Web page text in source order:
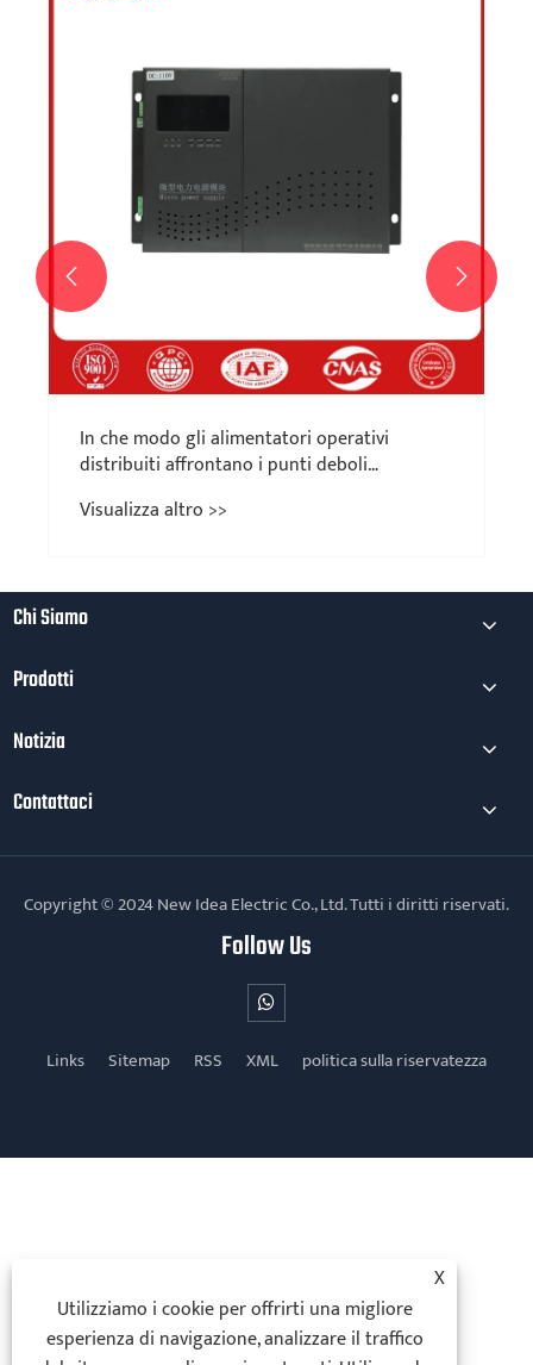
Visualizza altro >>
 
Chi Siamo
Prodotti
Notizia
Contattaci
Copyright © 2024 New Idea Electric Co., Ltd. Tutti i diritti riservati.
Follow Us
Links Sitemap RSS XML politica sulla riservatezza
X
Utilizziamo i cookie per offrirti una migliore
esperienza di navigazione, analizzare il traffico